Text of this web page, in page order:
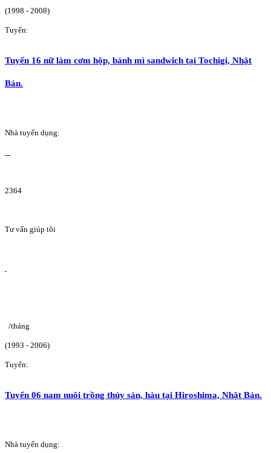
(1998 - 2008)
Tuyển:
Tuyển 16 nữ làm cơm hộp, bánh mì sandwich tại Tochigi, Nhật
Bản.
Nhà tuyển dụng:
2364
Tư vấn giúp tôi
/tháng
(1993 - 2006)
Tuyển:
Tuyển 06 nam nuôi trồng thủy sản, hàu tại Hiroshima, Nhật Bản.
Nhà tuyển dụng: